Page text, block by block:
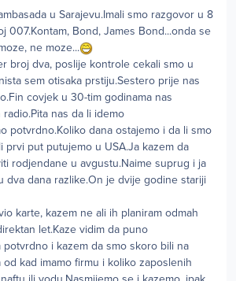
u Sarajevu.Imali smo razgovor u 8
007.Kontam, Bond, James Bond...onda se
ne moze...
broj dva, poslije kontrole cekali smo u
sem otisaka prstiju.Sestero prije nas
covjek u 30-tim godinama nas
nas da li idemo
potvrdno.Koliko dana ostajemo i da li smo
prvi put putujemo u USA.Ja kazem da
rodjendane u avgustu.Naime suprug i ja
dva dana razlike.On je dvije godine stariji
karte, kazem ne ali ih planiram odmah
let.Kaze vidim da puno
i kazem da smo skoro bili na
od kad imamo firmu i koliko zaposlenih